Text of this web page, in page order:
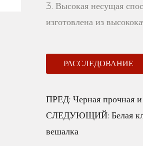
3. Высокая несущая
изготовлена ​​из
хорошую несущую
Преимущества продукта:
1. Гарантия качества:
материалов и проходит
гарантировать надежное
вам с уверенностью
РАССЛЕДОВАНИЕ
ПРЕД: Черная прочная
СЛЕДУЮЩИЙ: Белая
вешалка